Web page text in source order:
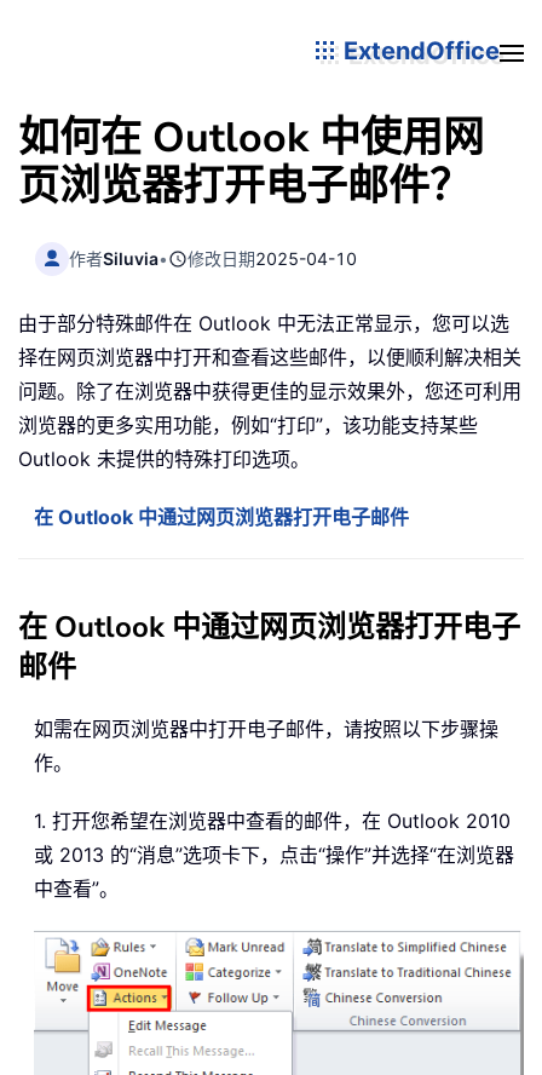
ExtendOffice
如何在 Outlook 中使用网
页浏览器打开电子邮件？
作者Siluvia• 修改日期2025-04-10
由于部分特殊邮件在 Outlook 中无法正常显示，您可以选
择在网页浏览器中打开和查看这些邮件，以便顺利解决相关
问题。除了在浏览器中获得更佳的显示效果外，您还可利用
浏览器的更多实用功能，例如“打印”，该功能支持某些
Outlook 未提供的特殊打印选项。
在 Outlook 中通过网页浏览器打开电子邮件
在 Outlook 中通过网页浏览器打开电子
邮件
如需在网页浏览器中打开电子邮件，请按照以下步骤操
作。
1. 打开您希望在浏览器中查看的邮件，在 Outlook 2010
或 2013 的“消息”选项卡下，点击“操作”并选择“在浏览器
中查看”。